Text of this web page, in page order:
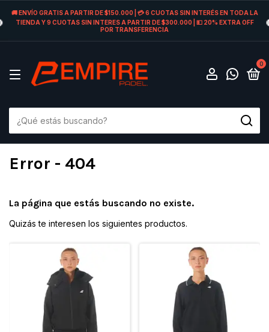
🚚 ENVÍO GRATIS A PARTIR DE $150.000 | 💳 6 CUOTAS SIN INTERÉS EN TODA LA
TIENDA Y 9 CUOTAS SIN INTERES A PARTIR DE $300.000 | 💵 20% EXTRA OFF
POR TRANSFERENCIA
0
Error - 404
La página que estás buscando no existe.
Quizás te interesen los siguientes productos.